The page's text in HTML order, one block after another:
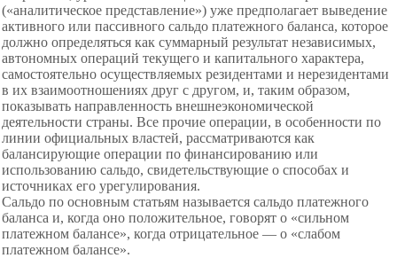
(«аналитическое представление») уже предполагает выведение
активного или пассивного сальдо платежного баланса, которое
должно определяться как суммарный результат независимых,
автономных операций текущего и капитального характера,
самостоятельно осуществляемых резидентами и нерезидентами
в их взаимоотношениях друг с другом, и, таким образом,
показывать направленность внешнеэкономической
деятельности страны. Все прочие операции, в особенности по
линии официальных властей, рассматриваются как
балансирующие операции по финансированию или
использованию сальдо, свидетельствующие о способах и
источниках его урегулирования.
Сальдо по основным статьям называется сальдо платежного
баланса и, когда оно положительное, говорят о «сильном
платежном балансе», когда отрицательное — о «слабом
платежном балансе».